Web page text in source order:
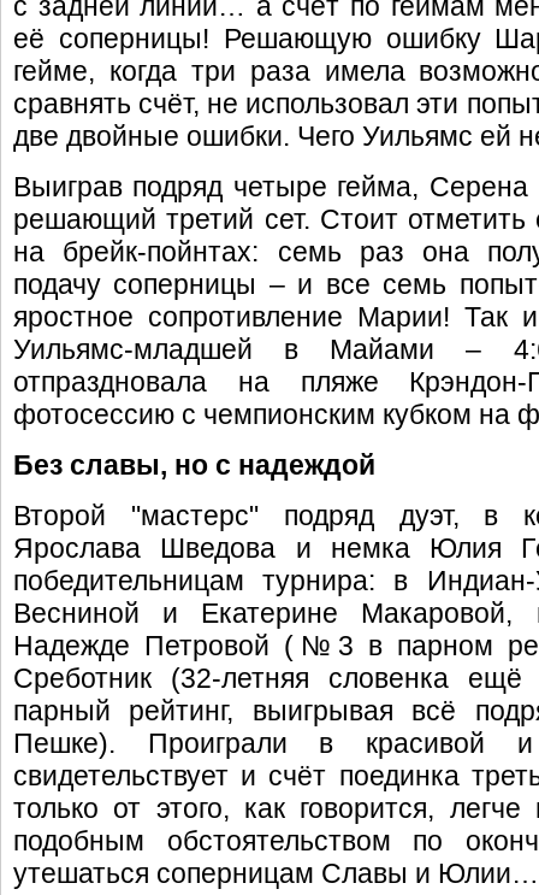
её соперницы! Решающую ошибку
гейме, когда три раза имела
сравнять счёт, не использовал эти
две двойные ошибки. Чего Уильямс ей
Выиграв подряд четыре гейма,
решающий третий сет. Стоит
на брейк-пойнтах: семь раз она
подачу соперницы – и все семь
яростное сопротивление Марии! Так
Уильямс-младшей в Майами –
отпраздновала на пляже
фотосессию с чемпионским кубком на
Без славы, но с надеждой
Второй "мастерс" подряд дуэт, в
Ярослава Шведова и немка Юлия
победительницам турнира: в
Весниной и Екатерине Макаровой,
Надежде Петровой (№3 в парном
Среботник (32-летняя словенка ещё
парный рейтинг, выигрывая всё
Пешке). Проиграли в красивой
свидетельствует и счёт поединка
только от этого, как говорится,
подобным обстоятельством по
утешаться соперницам Славы и Юлии…